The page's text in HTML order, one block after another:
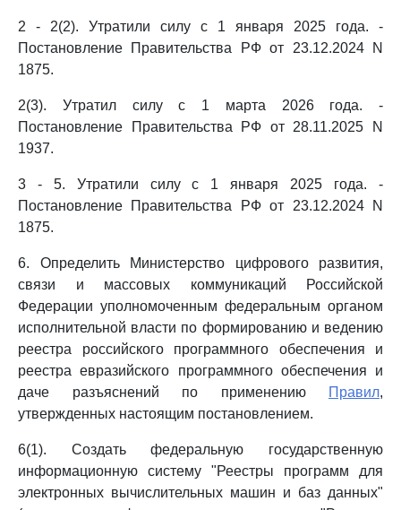
2 - 2(2). Утратили силу с 1 января 2025 года. -
Постановление Правительства РФ от 23.12.2024 N
1875.
2(3). Утратил силу с 1 марта 2026 года. -
Постановление Правительства РФ от 28.11.2025 N
1937.
3 - 5. Утратили силу с 1 января 2025 года. -
Постановление Правительства РФ от 23.12.2024 N
1875.
6. Определить Министерство цифрового развития,
связи и массовых коммуникаций Российской
Федерации уполномоченным федеральным органом
исполнительной власти по формированию и ведению
реестра российского программного обеспечения и
реестра евразийского программного обеспечения и
даче разъяснений по применению
Правил,
утвержденных настоящим постановлением.
6(1). Создать федеральную государственную
информационную систему "Реестры программ для
электронных вычислительных машин и баз данных"